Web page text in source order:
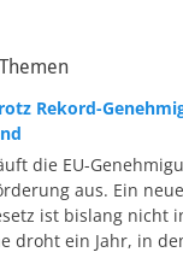
Rekord-
die EU-
aus. Ein
ist bislang nicht
droht ein Jahr, in